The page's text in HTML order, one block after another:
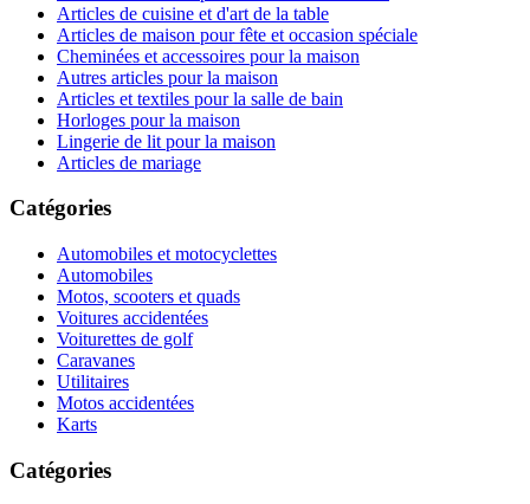
Articles de cuisine et d'art de la table
Articles de maison pour fête et occasion spéciale
Cheminées et accessoires pour la maison
Autres articles pour la maison
Articles et textiles pour la salle de bain
Horloges pour la maison
Lingerie de lit pour la maison
Articles de mariage
Catégories
Automobiles et motocyclettes
Automobiles
Motos, scooters et quads
Voitures accidentées
Voiturettes de golf
Caravanes
Utilitaires
Motos accidentées
Karts
Catégories